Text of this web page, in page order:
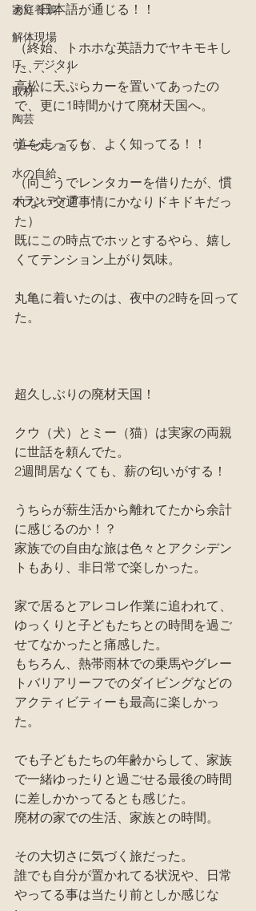
家庭養鶏
解体現場
IT、デジタル
取材
陶芸
ワークショップ
水の自給
ボランティア
が、日本語が通じる！！
（終始、トホホな英語力でヤキモキし
た、、、）
高松に天ぷらカーを置いてあったの
で、更に1時間かけて廃材天国へ。
道を走っても、よく知ってる！！
（向こうでレンタカーを借りたが、慣
れない交通事情にかなりドキドキだっ
た）
既にこの時点でホッとするやら、嬉し
くてテンション上がり気味。
丸亀に着いたのは、夜中の2時を回って
た。
超久しぶりの廃材天国！
クウ（犬）とミー（猫）は実家の両親
に世話を頼んでた。
2週間居なくても、薪の匂いがする！
うちらが薪生活から離れてたから余計
に感じるのか！？
家族での自由な旅は色々とアクシデン
トもあり、非日常で楽しかった。
家で居るとアレコレ作業に追われて、
ゆっくりと子どもたちとの時間を過ご
せてなかったと痛感した。
もちろん、熱帯雨林での乗馬やグレー
トバリアリーフでのダイビングなどの
アクティビティーも最高に楽しかっ
た。
でも子どもたちの年齢からして、家族
で一緒ゆったりと過ごせる最後の時間
に差しかかってるとも感じた。
廃材の家での生活、家族との時間。
その大切さに気づく旅だった。
誰でも自分が置かれてる状況や、日常
やってる事は当たり前としか感じな